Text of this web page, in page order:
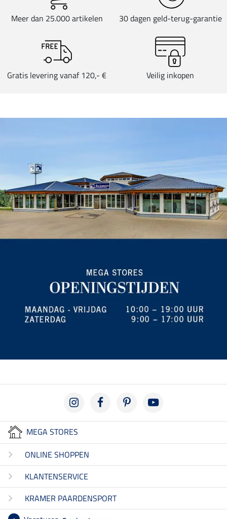
Meer dan 25.000 artikelen 30 dagen geld-terug-garantie
Gratis levering vanaf 120,- € Veilig inkopen
MEGA STORES
ONLINE SHOPPEN
KLANTENSERVICE
KRAMER PAARDENSPORT